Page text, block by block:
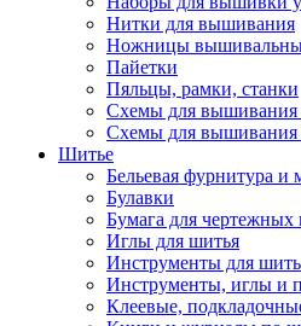
Нитки для вышивания
Ножницы
Пайетки
Пяльцы, рамки, станки
Схемы для вышивания
Схемы для вышивания
Шитье
Бельевая фурнитура и
Булавки
Бумага для чертежных
Иглы для шитья
Инструменты для
Инструменты, иглы и
Клеевые,